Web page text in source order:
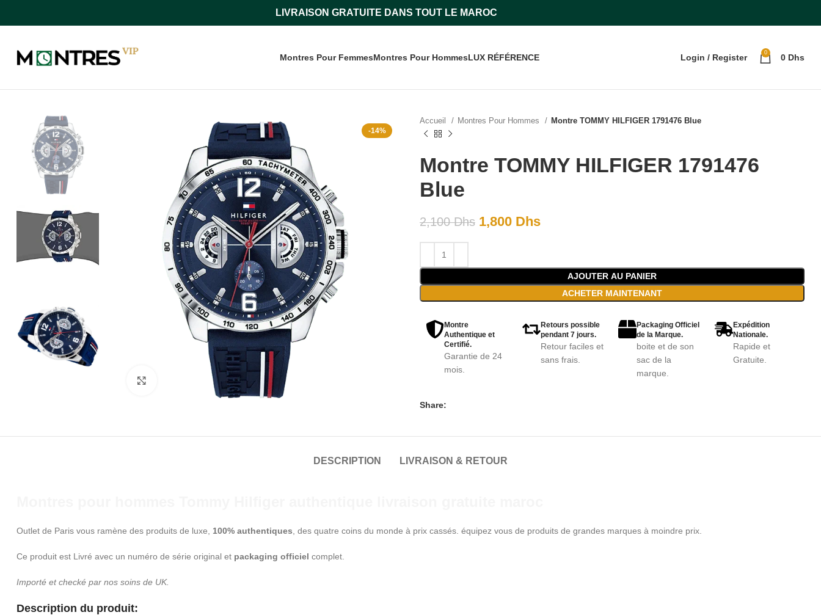
LIVRAISON GRATUITE DANS TOUT LE MAROC
Montres Pour FemmesMontres Pour HommesLUX RÉFÉRENCE Login / Register 0 0 Dhs
-14%
Click to enlarge
Accueil Montres Pour Hommes Montre TOMMY HILFIGER 1791476 Blue
Montre TOMMY HILFIGER 1791476
Blue
2,100Dhs 1,800 Dhs
AJOUTER AU PANIER
ACHETER MAINTENANT
Montre
Authentique et
Certifié.
Garantie de 24
mois.
Retours possible
pendant 7 jours.
Retour faciles et
sans frais.
Packaging Officiel
de la Marque.
boite et de son
sac de la
marque.
Expédition
Nationale.
Rapide et
Gratuite.
Share:
DESCRIPTION LIVRAISON & RETOUR
Outlet de Paris vous ramène des produits de luxe, 100% authentiques , des quatre coins du monde à prix cassés. équipez vous de produits de grandes marques à moindre prix.
Ce produit est Livré avec un numéro de série original et packaging officiel complet.
Importé et checké par nos soins de UK.
Description du produit: